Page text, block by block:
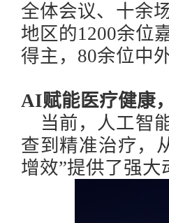
全体会议、十余
地区的1200余位
得主，80余位中
AI赋能医疗健康，
当前， 人工智
查到精准治疗，
增效”提供了强大